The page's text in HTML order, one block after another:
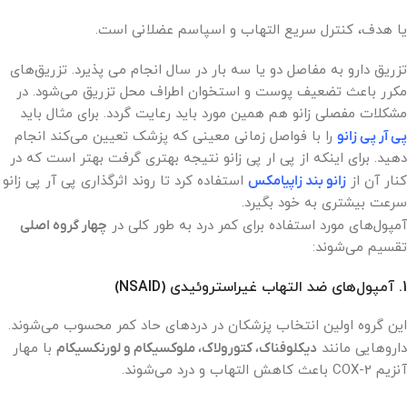
یا هدف، کنترل سریع التهاب و اسپاسم عضلانی است.
تزریق دارو به مفاصل دو یا سه بار در سال انجام می پذیرد. تزریق‌های
مکرر باعث تضعیف پوست و استخوان اطراف محل تزریق می‌شود. در
مشکلات مفصلی زانو هم همین مورد باید رعایت گردد. برای مثال باید
پی آر پی زانو را با فواصل زمانی معینی که پزشک تعیین می‌کند انجام
دهید. برای اینکه از پی ار پی زانو نتیجه بهتری گرفت بهتر است که در
کنار آن از زانو بند زاپیامکس استفاده کرد تا روند اثرگذاری پی آر پی زانو
سرعت بیشتری به خود بگیرد.
آمپول‌های مورد استفاده برای کمر درد به طور کلی در چهار گروه اصلی
تقسیم می‌شوند:
1. آمپول‌های ضد التهاب غیراستروئیدی (NSAID)
این گروه اولین انتخاب پزشکان در دردهای حاد کمر محسوب می‌شوند.
داروهایی مانند دیکلوفناک، کتورولاک، ملوکسیکام و لورنکسیکام با مهار
آنزیم COX-2 باعث کاهش التهاب و درد می‌شوند.